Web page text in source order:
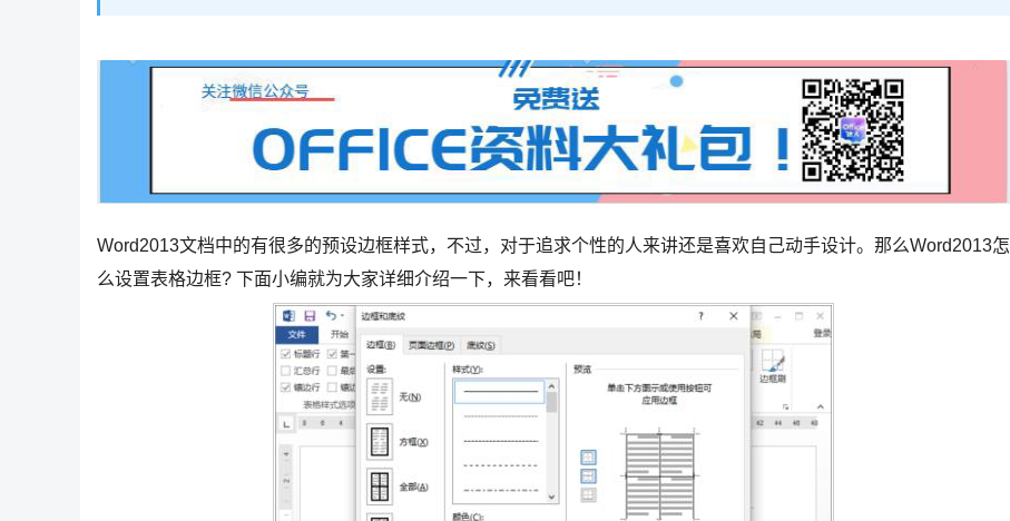
Word2013文档中的有很多的预设边框样式，不过，对于追求个性的人来讲还是喜欢自己动手设计。那么Word2013怎
么设置表格边框? 下面小编就为大家详细介绍一下，来看看吧！